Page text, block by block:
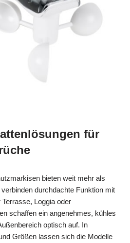
für
bieten weit mehr als
durchdachte Funktion mit
Loggia oder
schaffen ein angenehmes, kühles
optisch auf. In
Größen lassen sich die Modelle